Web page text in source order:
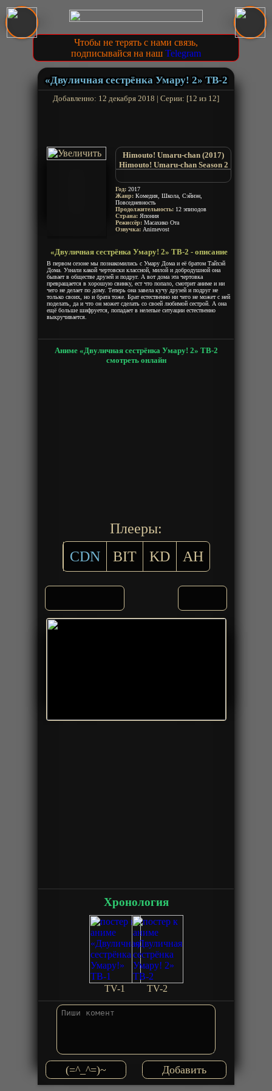
Чтобы не терять с нами связь,
подписывайся на наш Telegram
«Двуличная сестрёнка Умару! 2» ТВ-2
Добавленно: 12 декабря 2018 | Серии: [12 из 12]
Himouto! Umaru-chan (2017)
Himouto! Umaru-chan Season 2
Season
Двуличная сестрёнка Умару-
Himouto! Umaruchan R 2
Год: 2017
Жанр: Комедия, Школа, Сэйнэн,
Повседневность
Продолжительность: 12 эпизодов
Страна: Япония
Режиссёр: Масахико Ота
Озвучка: Animevost
«Двуличная сестрёнка Умару! 2» ТВ-2 - описание
В первом сезоне мы познакомились с Умару Дома и её братом Тайхэй
Дома. Узнали какой чертовски классной, милой и добродушной она
бывает в обществе друзей и подруг. А вот дома эта чертовка
превращается в хорошую свинку, ест что попало, смотрит аниме и ни
чего не делает по дому. Теперь она завела кучу друзей и подруг не
только своих, но и брата тоже. Брат естественно ни чего не может с ней
поделать, да и что он может сделать со своей любимой сестрой. А она
ещё больше шифруется, попадает в нелепые ситуации естественно
выкручивается.
Аниме «Двуличная сестрёнка Умару! 2» ТВ-2
смотреть онлайн
Плееры:
CDN
BIT KD AH
Хронология
TV-1 TV-2
(=^_^=)~